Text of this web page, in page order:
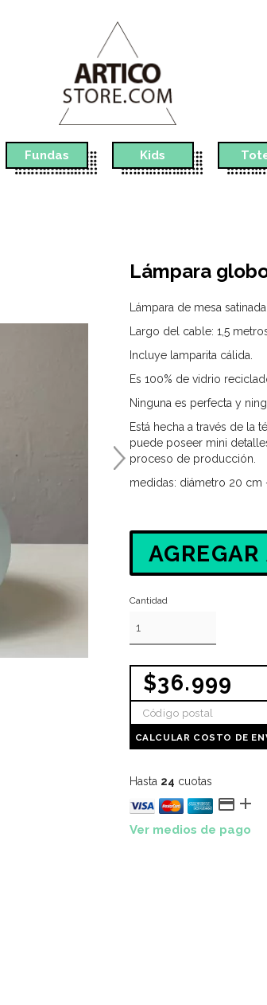
Fundas Kids
Lámpara
Lámpara de mesa
Largo del cable: 1,5
Incluye lamparita cálida.
Es 100% de vidrio
Ninguna es perfecta y
Está hecha a través de la
puede poseer mini
proceso de producción.
medidas: diámetro 20 cm
Cantidad
$36.999
CALCULAR COSTO DE
Hasta 24 cuotas
 
Ver medios de pago